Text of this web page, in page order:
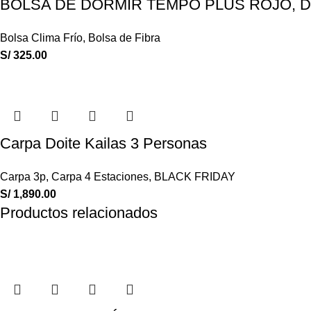
BOLSA DE DORMIR TEMPO PLUS ROJO,
Bolsa Clima Frío, Bolsa de Fibra
S/325.00
Carpa Doite Kailas 3 Personas
Carpa 3p, Carpa 4 Estaciones, BLACK FRIDAY
S/1,890.00
Productos relacionados